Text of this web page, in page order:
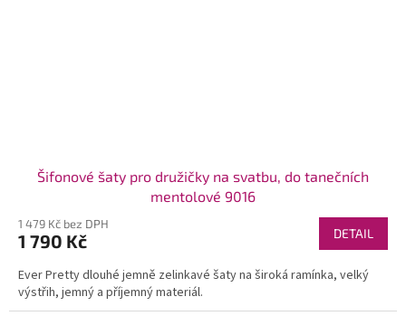
Šifonové šaty pro družičky na svatbu, do tanečních
mentolové 9016
1 479 Kč bez DPH
1 790 Kč DETAIL
Ever Pretty dlouhé jemně zelinkavé šaty na široká ramínka, velký
výstřih, jemný a příjemný materiál.